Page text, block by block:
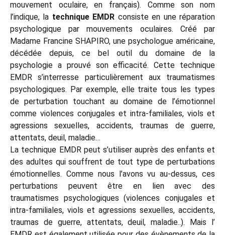
mouvement oculaire, en français). Comme son nom
l’indique, la technique EMDR consiste en une réparation
psychologique par mouvements oculaires. Créé par
Madame Francine SHAPIRO, une psychologue américaine,
décédée depuis, ce bel outil du domaine de la
psychologie a prouvé son efficacité. Cette technique
EMDR s’interresse particulièrement aux traumatismes
psychologiques. Par exemple, elle traite tous les types
de perturbation touchant au domaine de l’émotionnel
comme violences conjugales et intra-familiales, viols et
agressions sexuelles, accidents, traumas de guerre,
attentats, deuil, maladie…
La technique EMDR peut s’utiliser auprès des enfants et
des adultes qui souffrent de tout type de perturbations
émotionnelles. Comme nous l’avons vu au-dessus, ces
perturbations peuvent être en lien avec des
traumatismes psychologiques (violences conjugales et
intra-familiales, viols et agressions sexuelles, accidents,
traumas de guerre, attentats, deuil, maladie..). Mais l’